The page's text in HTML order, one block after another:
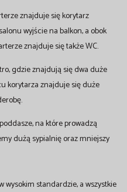
znajduje się korytarz
wyjście na balkon, a obok
znajduje się także WC.
gdzie znajdują się dwa duże
korytarza znajduje się duże
na które prowadzą
dużą sypialnię oraz mniejszy
wysokim standardzie, a wszystkie